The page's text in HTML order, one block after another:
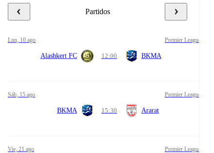
Partidos
lun, 10 ago Premier League
Alashkert FC 12:00 BKMA
sáb, 15 ago Premier League
BKMA 15:30 Ararat
vie, 21 ago Premier League